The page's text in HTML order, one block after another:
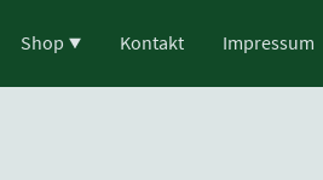
Shop Kontakt Impressum